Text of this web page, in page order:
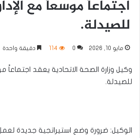
اجتماعاً موسعاً مع
للصيدلة.
مايو 10, 2026 0
114 دقيقة واحدة
وكيل وزارة الصحة الاتحادية يعقد اجتماعاً
للصيدلة.
الوكيل: ضرورة وضع استيراتجية جديدة